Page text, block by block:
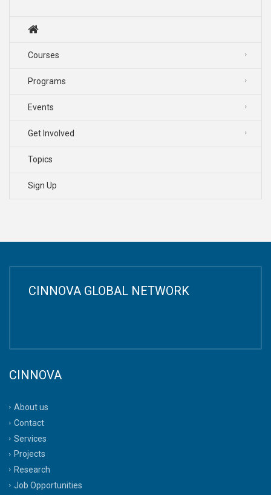
Courses
Programs
Events
Get Involved
Topics
Sign Up
CINNOVA GLOBAL NETWORK
CINNOVA
About us
Contact
Services
Projects
Research
Job Opportunities